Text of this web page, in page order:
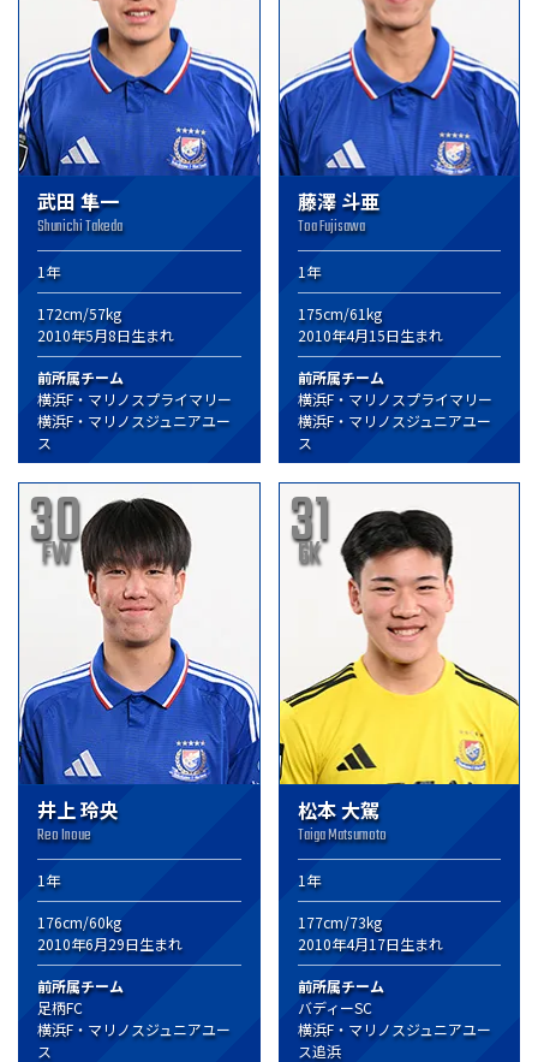
武田 隼一
Shunichi Takeda
1年
172cm/57kg
2010年5月8日生まれ
前所属チーム
横浜F・マリノスプライマリー
横浜F・マリノスジュニアユー
ス
藤澤 斗亜
Toa Fujisawa
1年
175cm/61kg
2010年4月15日生まれ
前所属チーム
横浜F・マリノスプライマリー
横浜F・マリノスジュニアユー
ス
30
FW
井上 玲央
Reo Inoue
1年
176cm/60kg
2010年6月29日生まれ
前所属チーム
足柄FC
横浜F・マリノスジュニアユー
ス
31
GK
松本 大駕
Taiga Matsumoto
1年
177cm/73kg
2010年4月17日生まれ
前所属チーム
バディーSC
横浜F・マリノスジュニアユー
ス追浜